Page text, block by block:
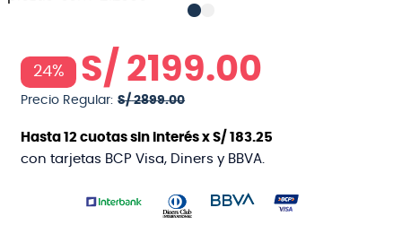
24% S/ 2199.00
Precio Regular: S/ 2899.00
Hasta12 cuotas sin interés xS/ 183.25
con tarjetas BCP Visa, Diners y BBVA.